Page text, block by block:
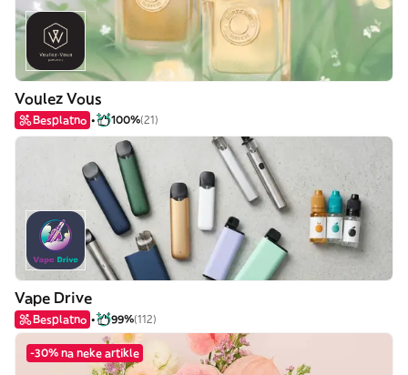
Voulez Vous
Besplatno 100%(21)
Vape Drive
Besplatno 99%(112)
-30% na neke artikle